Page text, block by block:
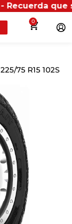
que si
0
75 R15 102S